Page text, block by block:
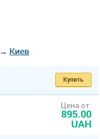
→ Киев
Купить
Цена от:
895.00
UAH